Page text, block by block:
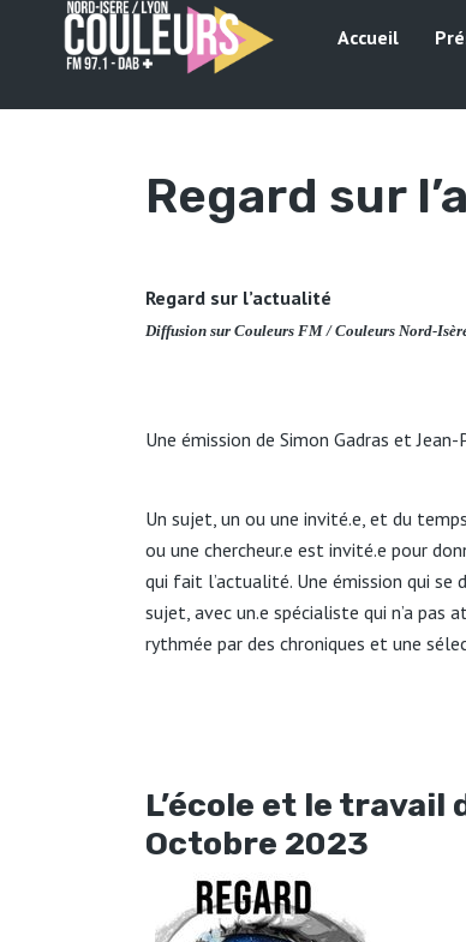
Accueil
Regard sur
Regard sur l’actualité
Diffusion sur Couleurs FM / Couleurs Nord-
Une émission de Simon Gadras et
Un sujet, un ou une invité.e, et du
ou une chercheur.e est invité.e pour
qui fait l’actualité. Une émission qui
sujet, avec un.e spécialiste qui n’a pas
rythmée par des chroniques et une
L’école et le travail
Octobre 2023